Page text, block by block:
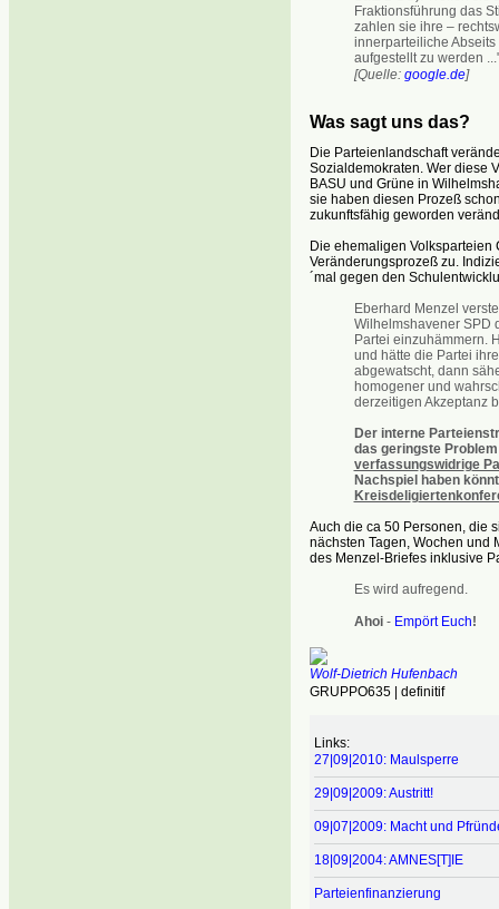
Fraktionsführung das
zahlen sie ihre –
innerparteiliche
aufgestellt zu werden
[Quelle: google.de]
Was sagt uns das?
Die Parteienlandschaft
Sozialdemokraten. Wer diese
BASU und Grüne in
sie haben diesen Prozeß
zukunftsfähig geworden
Die ehemaligen Volksparteien
Veränderungsprozeß zu.
´mal gegen den
Eberhard Menzel
Wilhelmshavener SPD
Partei einzuhämmern.
und hätte die Partei
abgewatscht, dann
homogener und
derzeitigen Akzeptanz
Der interne
das geringste
verfassungswidrige
Nachspiel haben
Kreisdelig
Auch die ca 50 Personen, die
nächsten Tagen, Wochen und
des Menzel-Briefes inklusive
Es wird aufregend.
Ahoi- Empört Euch!
Wolf-Dietrich Hufenbach
GRUPPO635 | definitif
Links:
27|09|2010: Maulsperre
29|09|2009: Austritt!
09|07|2009: Macht und
18|09|2004: AMNES[T]IE
Parteienfinanzierung